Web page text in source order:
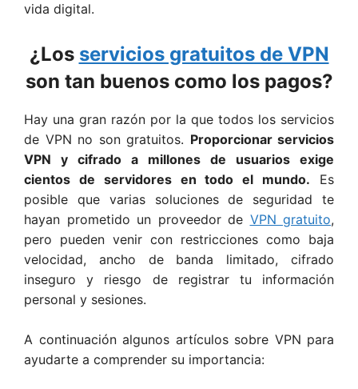
vida digital.
¿Los servicios gratuitos de VPN
son tan buenos como los pagos?
Hay una gran razón por la que todos los servicios
de VPN no son gratuitos. Proporcionar servicios
VPN y cifrado a millones de usuarios exige
cientos de servidores en todo el mundo. Es
posible que varias soluciones de seguridad te
hayan prometido un proveedor de VPN gratuito,
pero pueden venir con restricciones como baja
velocidad, ancho de banda limitado, cifrado
inseguro y riesgo de registrar tu información
personal y sesiones.
A continuación algunos artículos sobre VPN para
ayudarte a comprender su importancia: